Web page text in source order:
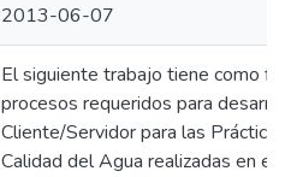
2013-06-07
El siguiente trabajo tiene como
procesos requeridos para
Cliente/Servidor para las
Calidad del Agua realizadas en